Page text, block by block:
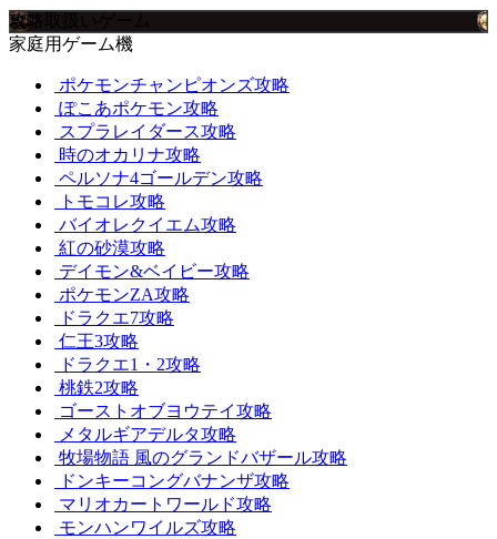
攻略取扱いゲーム
家庭用ゲーム機
ポケモンチャンピオンズ攻略
ぽこあポケモン攻略
スプラレイダース攻略
時のオカリナ攻略
ペルソナ4ゴールデン攻略
トモコレ攻略
バイオレクイエム攻略
紅の砂漠攻略
デイモン&ベイビー攻略
ポケモンZA攻略
ドラクエ7攻略
仁王3攻略
ドラクエ1・2攻略
桃鉄2攻略
ゴーストオブヨウテイ攻略
メタルギアデルタ攻略
牧場物語 風のグランドバザール攻略
ドンキーコングバナンザ攻略
マリオカートワールド攻略
モンハンワイルズ攻略